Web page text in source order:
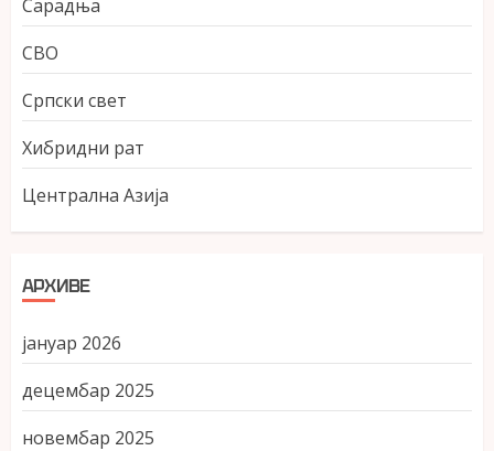
Сарадња
СВО
Српски свет
Хибридни рат
Централна Азија
АРХИВЕ
јануар 2026
децембар 2025
новембар 2025